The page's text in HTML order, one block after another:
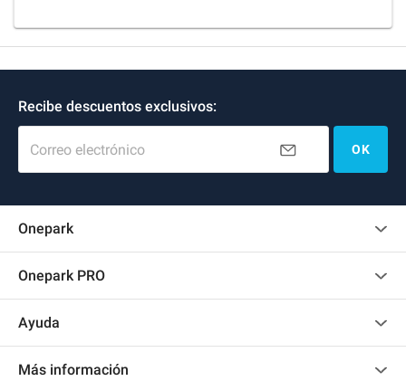
Recibe descuentos exclusivos:
Correo electrónico OK
Onepark
Onepark PRO
Convertirse en colaborador
Acceder a mi área de colaborador
Ayuda
Más información